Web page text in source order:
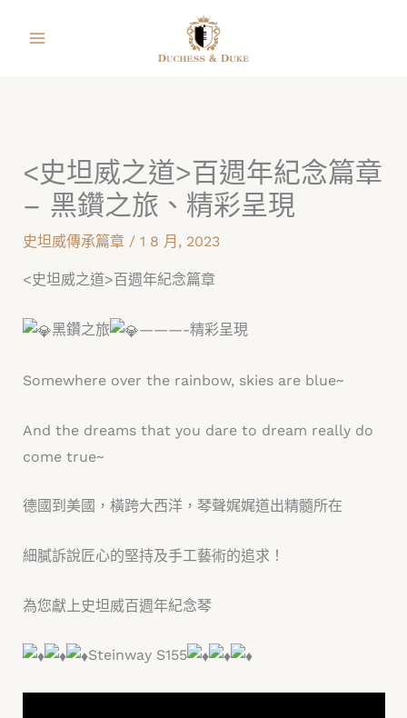
<史坦威之道>百週年紀念篇章
– 黑鑽之旅、精彩呈現
史坦威傳承篇章/ 1 8 月, 2023
<史坦威之道>百週年紀念篇章
黑鑽之旅 ———-精彩呈現
​Somewhere over the rainbow, skies are blue~
And the dreams that you dare to dream really do
come true~
德國到美國，橫跨大西洋，琴聲娓娓道出精髓所在
細膩訴說匠心的堅持及手工藝術的追求！
為您獻上史坦威百週年紀念琴
Steinway S155
instagram
line